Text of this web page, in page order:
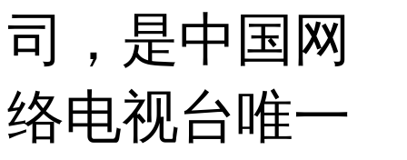
司，是中国网
络电视台唯一